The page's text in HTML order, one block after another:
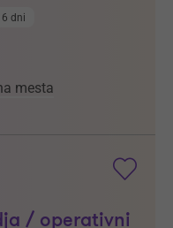
6 dni
mesta
/ operativni